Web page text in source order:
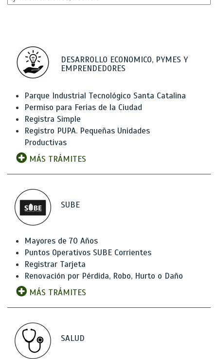
DESARROLLO ECONOMICO, PYMES Y
EMPRENDEDORES
Parque Industrial Tecnológico Santa Catalina
Permiso para Ferias de la Ciudad
Registra Simple
Registro PUPA. Pequeñas Unidades
Productivas
MÁS TRÁMITES
SUBE
Mayores de 70 Años
Puntos Operativos SUBE Corrientes
Registrar Tarjeta
Renovación por Pérdida, Robo, Hurto o Daño
MÁS TRÁMITES
SALUD